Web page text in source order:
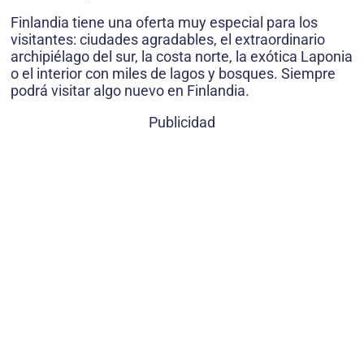
Finlandia tiene una oferta muy especial para los
visitantes: ciudades agradables, el extraordinario
archipiélago del sur, la costa norte, la exótica Laponia
o el interior con miles de lagos y bosques. Siempre
podrá visitar algo nuevo en Finlandia.
Publicidad